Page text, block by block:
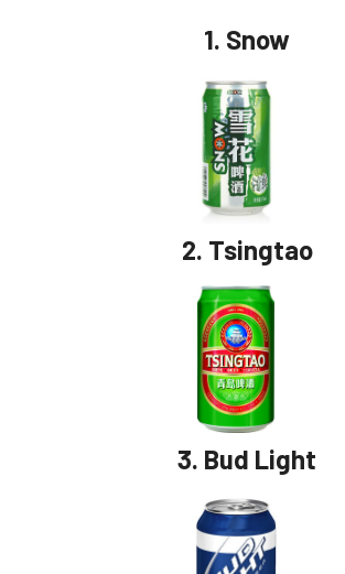
1. Snow
2. Tsingtao
3. Bud Light